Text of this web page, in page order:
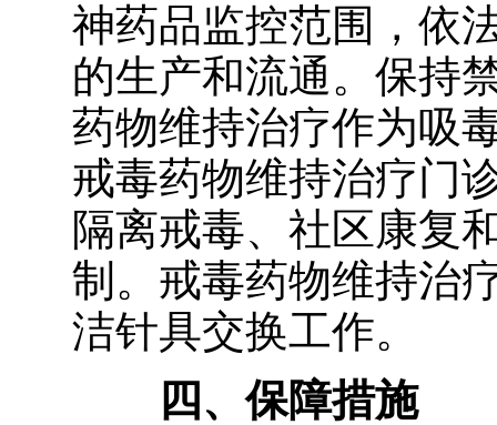
神药品监控范围，依
的生产和流通。保持
药物维持治疗作为吸
戒毒药物维持治疗门
隔离戒毒、社区康复
制。戒毒药物维持治
洁针具交换工作。
四、保障措施